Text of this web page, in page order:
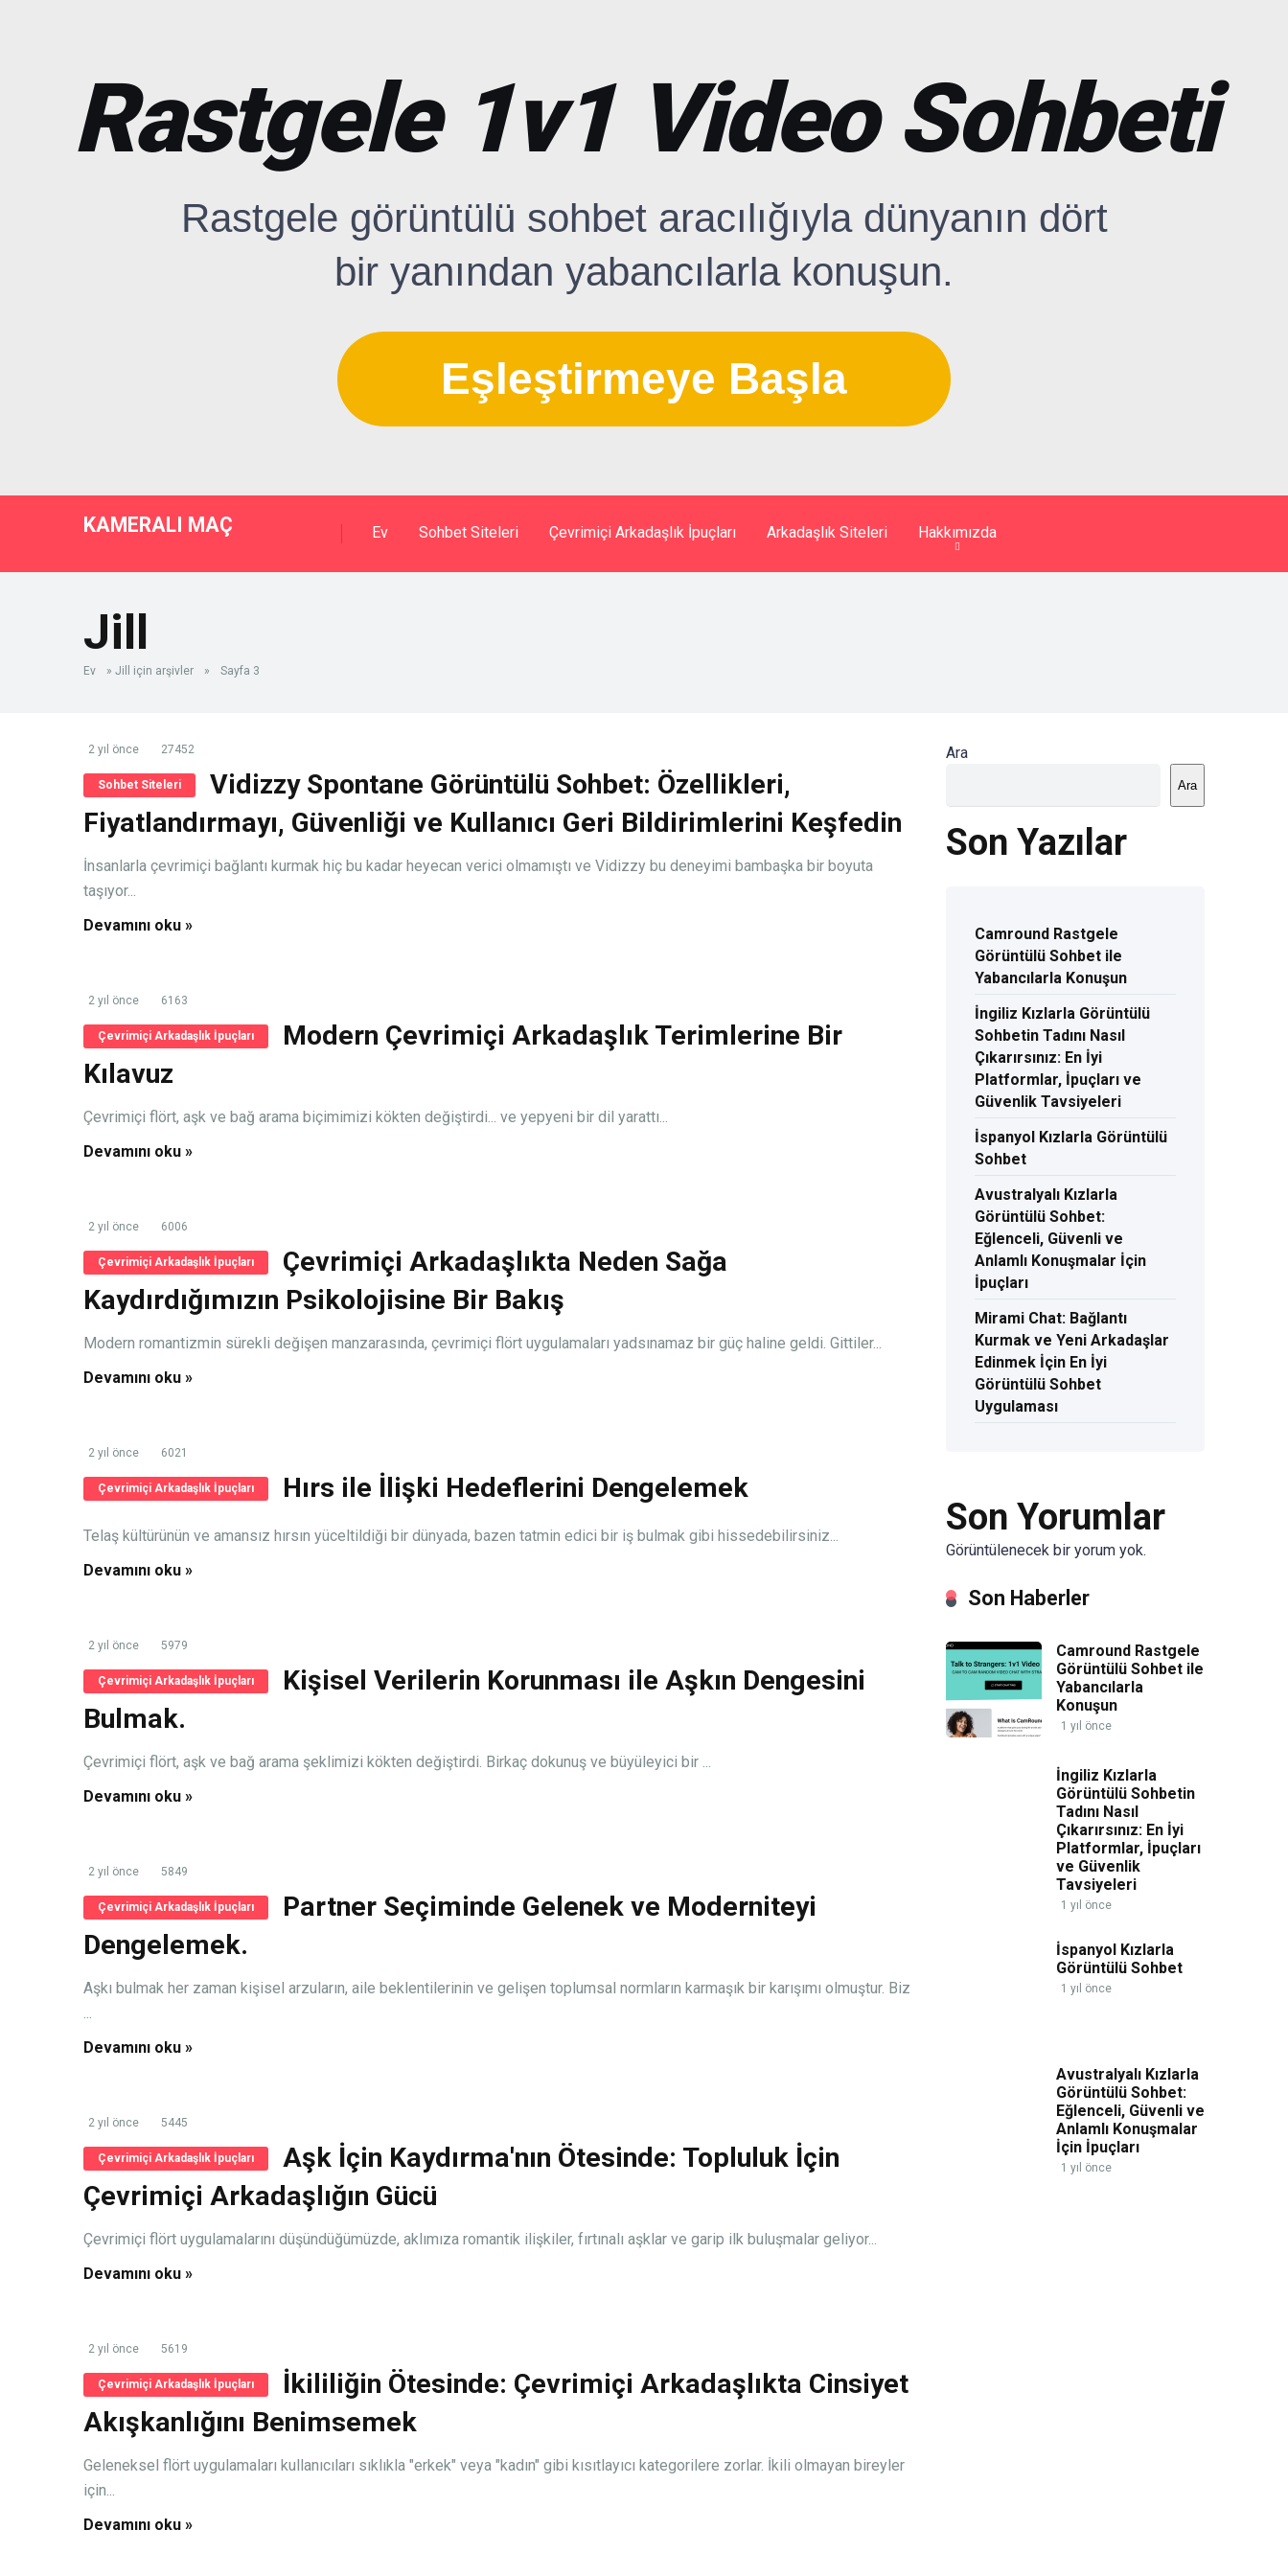
Rastgele 1v1 Video Sohbeti
Rastgele görüntülü sohbet aracılığıyla dünyanın dört
bir yanından yabancılarla konuşun.
Eşleştirmeye Başla
KAMERALI MAÇ Ev Sohbet Siteleri Çevrimiçi Arkadaşlık İpuçları Arkadaşlık Siteleri Hakkımızda
Jill
Ev » Jill için arşivler » Sayfa 3
2 yıl önce 27452
Sohbet Siteleri
Vidizzy Spontane Görüntülü Sohbet: Özellikleri,
Fiyatlandırmayı, Güvenliği ve Kullanıcı Geri Bildirimlerini Keşfedin
İnsanlarla çevrimiçi bağlantı kurmak hiç bu kadar heyecan verici olmamıştı ve Vidizzy bu deneyimi bambaşka bir boyuta
taşıyor...
Devamını oku »
2 yıl önce 6163
Çevrimiçi Arkadaşlık İpuçları
Modern Çevrimiçi Arkadaşlık Terimlerine Bir
Kılavuz
Çevrimiçi flört, aşk ve bağ arama biçimimizi kökten değiştirdi... ve yepyeni bir dil yarattı...
Devamını oku »
2 yıl önce 6006
Çevrimiçi Arkadaşlık İpuçları
Çevrimiçi Arkadaşlıkta Neden Sağa
Kaydırdığımızın Psikolojisine Bir Bakış
Modern romantizmin sürekli değişen manzarasında, çevrimiçi flört uygulamaları yadsınamaz bir güç haline geldi. Gittiler...
Devamını oku »
2 yıl önce 6021
Çevrimiçi Arkadaşlık İpuçları Hırs ile İlişki Hedeflerini Dengelemek
Telaş kültürünün ve amansız hırsın yüceltildiği bir dünyada, bazen tatmin edici bir iş bulmak gibi hissedebilirsiniz...
Devamını oku »
2 yıl önce 5979
Çevrimiçi Arkadaşlık İpuçları
Kişisel Verilerin Korunması ile Aşkın Dengesini
Bulmak.
Çevrimiçi flört, aşk ve bağ arama şeklimizi kökten değiştirdi. Birkaç dokunuş ve büyüleyici bir ...
Devamını oku »
2 yıl önce 5849
Çevrimiçi Arkadaşlık İpuçları
Partner Seçiminde Gelenek ve Moderniteyi
Dengelemek.
Aşkı bulmak her zaman kişisel arzuların, aile beklentilerinin ve gelişen toplumsal normların karmaşık bir karışımı olmuştur. Biz
Devamını oku »
2 yıl önce 5445
Çevrimiçi Arkadaşlık İpuçları
Aşk İçin Kaydırma'nın Ötesinde: Topluluk İçin
Çevrimiçi Arkadaşlığın Gücü
Çevrimiçi flört uygulamalarını düşündüğümüzde, aklımıza romantik ilişkiler, fırtınalı aşklar ve garip ilk buluşmalar geliyor...
Devamını oku »
2 yıl önce 5619
Çevrimiçi Arkadaşlık İpuçları
İkililiğin Ötesinde: Çevrimiçi Arkadaşlıkta Cinsiyet
Akışkanlığını Benimsemek
Geleneksel flört uygulamaları kullanıcıları sıklıkla "erkek" veya "kadın" gibi kısıtlayıcı kategorilere zorlar. İkili olmayan bireyler
için...
Devamını oku »
Ara
Ara
Son Yazılar
Camround Rastgele
Görüntülü Sohbet ile
Yabancılarla Konuşun
İngiliz Kızlarla Görüntülü
Sohbetin Tadını Nasıl
Çıkarırsınız: En İyi
Platformlar, İpuçları ve
Güvenlik Tavsiyeleri
İspanyol Kızlarla Görüntülü
Sohbet
Avustralyalı Kızlarla
Görüntülü Sohbet:
Eğlenceli, Güvenli ve
Anlamlı Konuşmalar İçin
İpuçları
Mirami Chat: Bağlantı
Kurmak ve Yeni Arkadaşlar
Edinmek İçin En İyi
Görüntülü Sohbet
Uygulaması
Son Yorumlar
Görüntülenecek bir yorum yok.
Son Haberler
Camround Rastgele
Görüntülü Sohbet ile
Yabancılarla
Konuşun
1 yıl önce
İngiliz Kızlarla
Görüntülü Sohbetin
Tadını Nasıl
Çıkarırsınız: En İyi
Platformlar, İpuçları
ve Güvenlik
Tavsiyeleri
1 yıl önce
İspanyol Kızlarla
Görüntülü Sohbet
1 yıl önce
Avustralyalı Kızlarla
Görüntülü Sohbet:
Eğlenceli, Güvenli ve
Anlamlı Konuşmalar
İçin İpuçları
1 yıl önce